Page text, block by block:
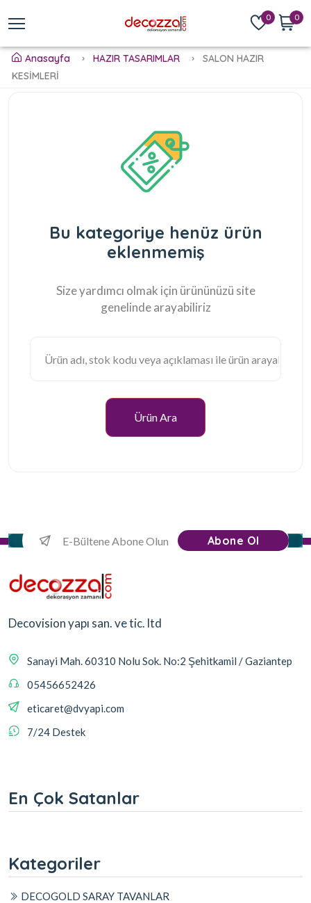
0 0
Anasayfa HAZIR TASARIMLAR
SALON HAZIR
KESİMLERİ
Bu kategoriye henüz ürün
eklenmemiş
Size yardımcı olmak için ürününüzü site
genelinde arayabiliriz
Ürün Ara
Abone Ol
Decovision yapı san. ve tic. ltd
Sanayi Mah. 60310 Nolu Sok. No:2 Şehitkamil / Gaziantep
05456652426
eticaret@dvyapi.com
7/24 Destek
En Çok Satanlar
Kategoriler
DECOGOLD SARAY TAVANLAR